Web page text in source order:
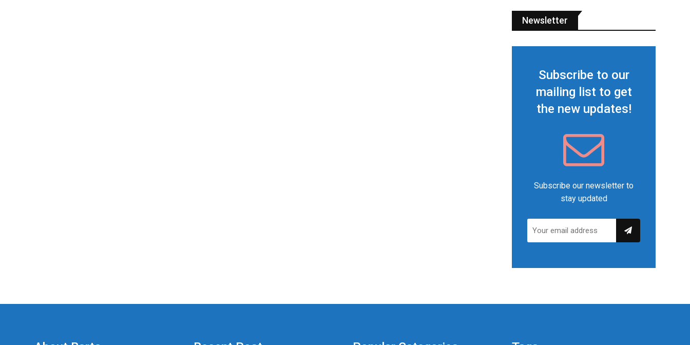
Newsletter
Subscribe to our
mailing list to get
the new updates!
Subscribe our newsletter to
stay updated